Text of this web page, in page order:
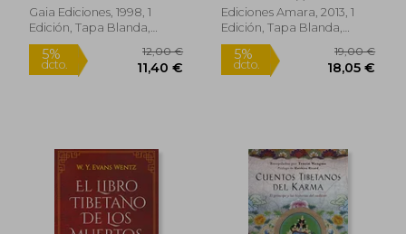
Gaia Ediciones, 1998, 1
Edición, Tapa Blanda,
Nuevo
dcto.
Ediciones Amara, 2013, 1
Edición, Tapa Blanda,
Nuevo
5%
dcto.
Rápido